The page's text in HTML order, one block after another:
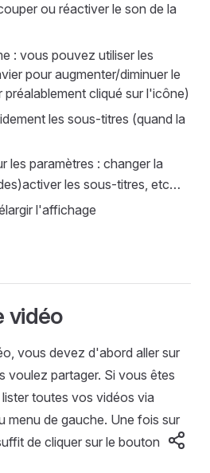
ou réactiver le son de la
: vous pouvez utiliser les
pour augmenter/diminuer le
cliqué sur l'icône)
les sous-titres (quand la
les paramètres : changer la
les sous-titres, etc…
l'affichage
vidéo
vous devez d'abord aller sur
voulez partager. Si vous êtes
toutes vos vidéos via
menu de gauche. Une fois sur
de cliquer sur le bouton